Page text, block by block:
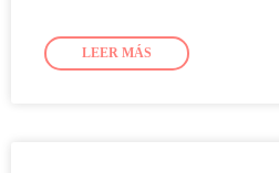
LEER MÁS